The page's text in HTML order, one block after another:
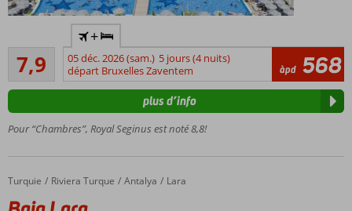
familial
à la
plage
aquatique
et luna
parc
restaurants
et bars
7,9
Bon
138
commentaires
+
05 déc. 2026 (sam.) 5 jours (4 nuits)
départ Bruxelles Zaventem
àpd 568
Pour “Chambres”, Royal Seginus est noté 8,8!
plus d’info
Accueil
Turquie Riviera Turque Antalya Lara
Baia Lara